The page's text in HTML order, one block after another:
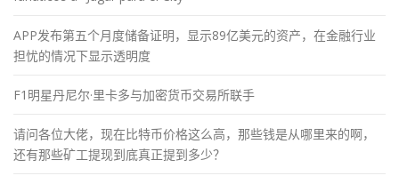
APP发布第五个月度储备证明，显示89亿美元的资产，在金融行业
担忧的情况下显示透明度
F1明星丹尼尔·里卡多与加密货币交易所联手
请问各位大佬，现在比特币价格这么高，那些钱是从哪里来的啊，
还有那些矿工提现到底真正提到多少？